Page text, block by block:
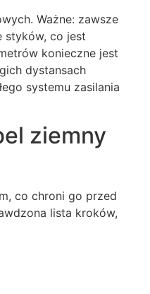
Ważne: zawsze
styków, co jest
konieczne jest
dystansach
systemu zasilania
ziemny
co chroni go przed
lista kroków,